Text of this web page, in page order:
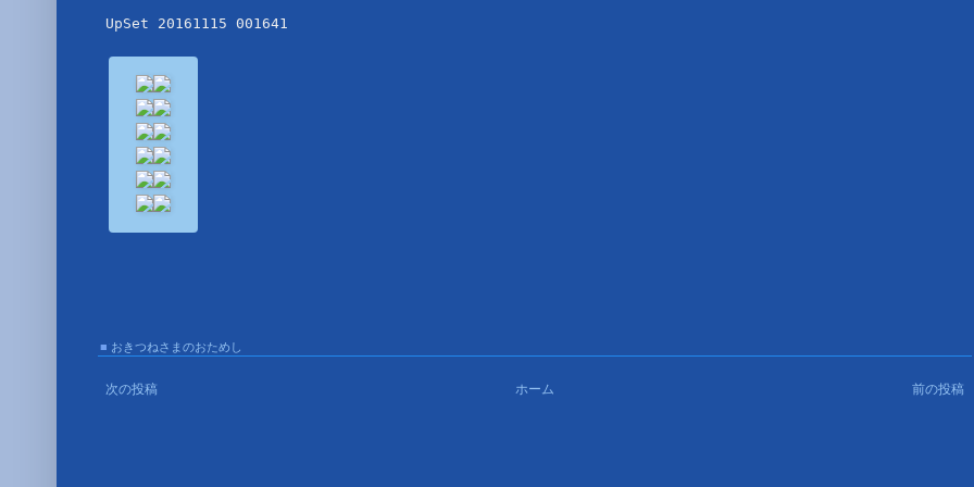
UpSet 20161115 001641
■ おきつねさまのおためし
次の投稿 前の投稿
ホーム